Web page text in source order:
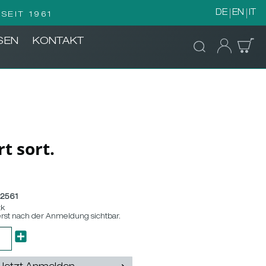
1961 DE EN IT
KONTAKT
sort.
nach der Anmeldung sichtbar.